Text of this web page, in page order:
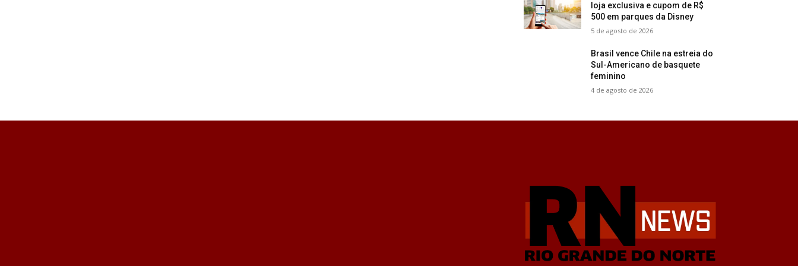
loja exclusiva e cupom de R$
500 em parques da Disney
5 de agosto de 2026
Brasil vence Chile na estreia do
Sul-Americano de basquete
feminino
4 de agosto de 2026